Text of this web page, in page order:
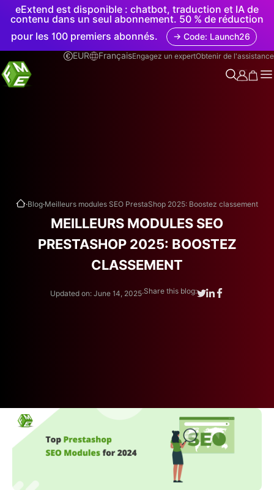
eExtend est disponible : chatbot, traduction et IA de
contenu dans un seul abonnement. 50 % de réduction
pour les 100 premiers abonnés.
→ Code: Launch26
EUR
FrançaisEngagez un expertObtenir de l'assistance
.Blog.Meilleurs modules SEO PrestaShop 2025: Boostez classement
MEILLEURS MODULES SEO
PRESTASHOP 2025: BOOSTEZ
CLASSEMENT
Updated on: June 14, 2025.Share this blog: